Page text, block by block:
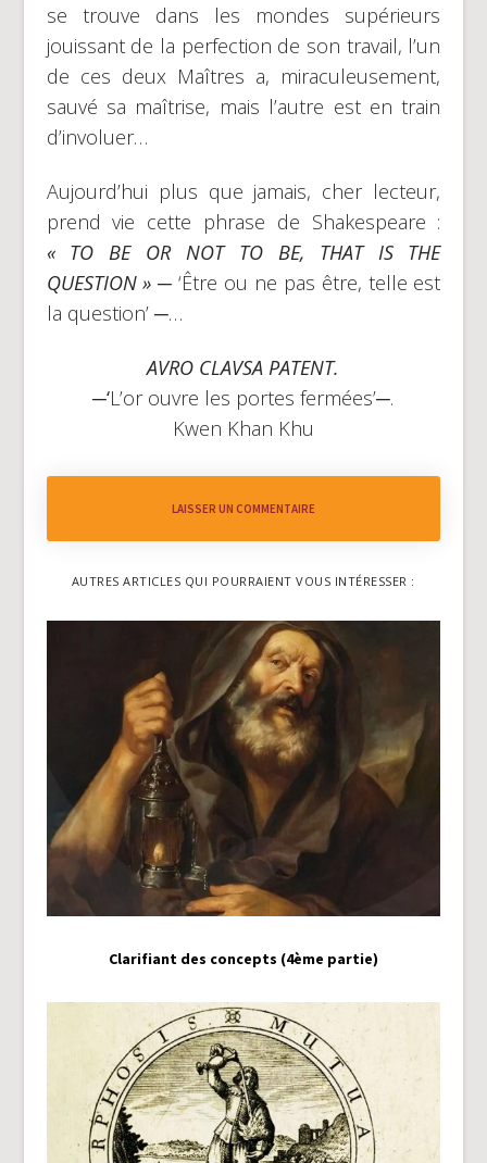
se trouve dans les mondes supérieurs
jouissant de la perfection de son travail, l’un
de ces deux Maîtres a, miraculeusement,
sauvé sa maîtrise, mais l’autre est en train
d’involuer…
Aujourd’hui plus que jamais, cher lecteur,
prend vie cette phrase de Shakespeare :
« TO BE OR NOT TO BE, THAT IS THE
QUESTION » ─ ‘Être ou ne pas être, telle est
la question’ ─…
AVRO CLAVSA PATENT.
─‘L’or ouvre les portes fermées’─.
Kwen Khan Khu
LAISSER UN COMMENTAIRE
AUTRES ARTICLES QUI POURRAIENT VOUS INTÉRESSER :
Clarifiant des concepts (4ème partie)